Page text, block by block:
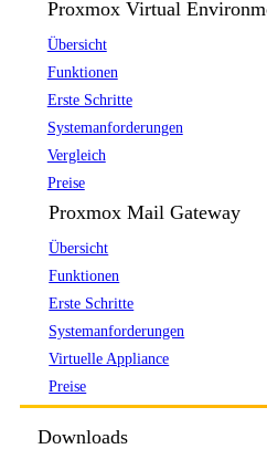
Proxmox Virtual
Übersicht
Funktionen
Erste Schritte
Systemanforderungen
Vergleich
Preise
Proxmox Mail Gateway
Übersicht
Funktionen
Erste Schritte
Systemanforderungen
Virtuelle Appliance
Preise
Downloads